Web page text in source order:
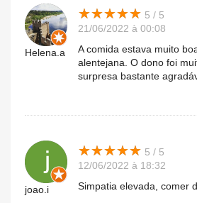
Helena.a
★★★★★
★★★★★ 5 / 5
21/06/2022 à 00:08
A comida estava muito
alentejana. O dono foi
surpresa bastante
joao.i
★★★★★
★★★★★ 5 / 5
12/06/2022 à 18:32
Simpatia elevada, comer